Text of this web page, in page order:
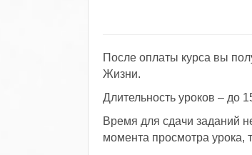
После оплаты курса вы
Жизни.
Длительность уроков – до
Время для сдачи заданий
момента просмотра урока,